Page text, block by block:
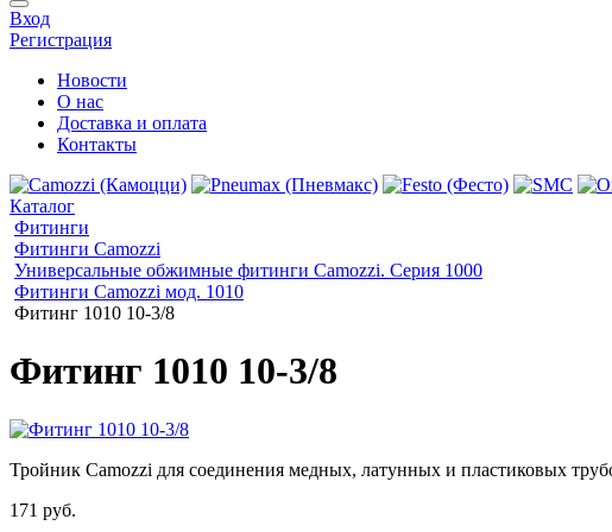
Вход
Регистрация
Новости
О нас
Доставка и оплата
Контакты
Каталог
Фитинги
Фитинги Camozzi
Универсальные обжимные фитинги Camozzi. Серия 1000
Фитинги Camozzi мод. 1010
Фитинг 1010 10-3/8
Фитинг 1010 10-3/8
Тройник Camozzi для соединения медных, латунных и пластиковых
171 руб.